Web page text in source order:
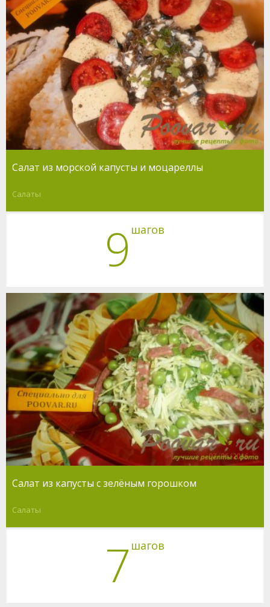
Салат из морской капусты и моцареллы
Салаты
9 шагов
Салат из капусты с зелёным горошком
Салаты
7 шагов